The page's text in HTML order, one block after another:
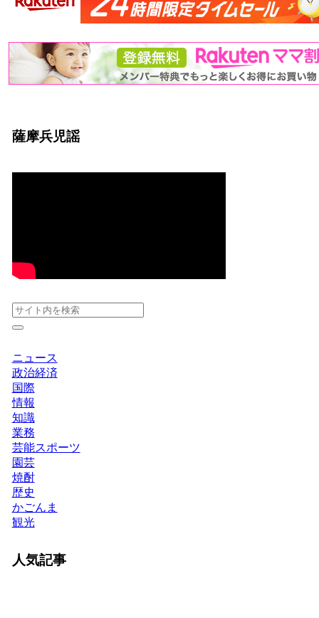
薩摩兵児謡
ニュース
政治経済
国際
情報
知識
業務
芸能スポーツ
園芸
焼酎
歴史
かごんま
観光
人気記事